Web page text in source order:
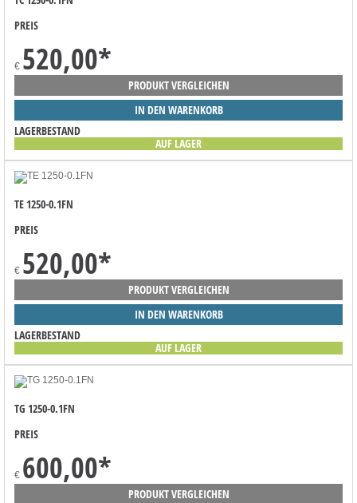
PREIS
€ 520,00*
PRODUKT VERGLEICHEN
IN DEN WARENKORB
LAGERBESTAND
AUF LAGER
TE 1250-0.1FN
PREIS
€ 520,00*
PRODUKT VERGLEICHEN
IN DEN WARENKORB
LAGERBESTAND
AUF LAGER
TG 1250-0.1FN
PREIS
€ 600,00*
PRODUKT VERGLEICHEN